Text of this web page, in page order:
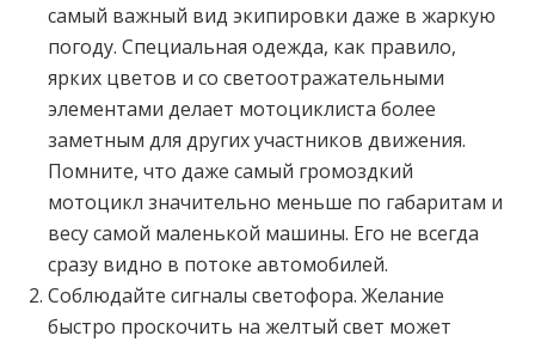
самый важный вид экипировки даже в жаркую
погоду. Специальная одежда, как правило,
ярких цветов и со светоотражательными
элементами делает мотоциклиста более
заметным для других участников движения.
Помните, что даже самый громоздкий
мотоцикл значительно меньше по габаритам и
весу самой маленькой машины. Его не всегда
сразу видно в потоке автомобилей.
Соблюдайте сигналы светофора. Желание
быстро проскочить на желтый свет может